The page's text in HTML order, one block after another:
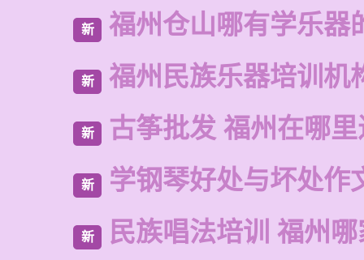
新 福州仓山哪有学乐器
新 福州民族乐器培训机
新 古筝批发 福州在哪
新 学钢琴好处与坏处作
新 民族唱法培训 福州